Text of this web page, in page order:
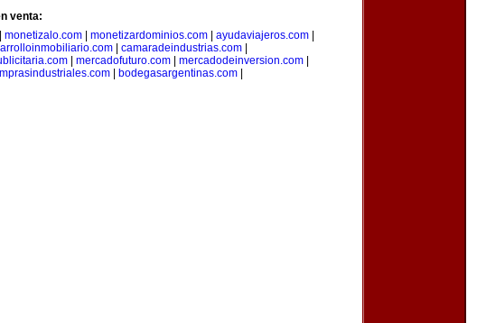
venta:
monetizalo.com monetizardominios.com ayudaviajeros.com
camaradeindustrias.com
| mercadofuturo.com| mercadodeinversion.com|
| bodegasargentinas.com|